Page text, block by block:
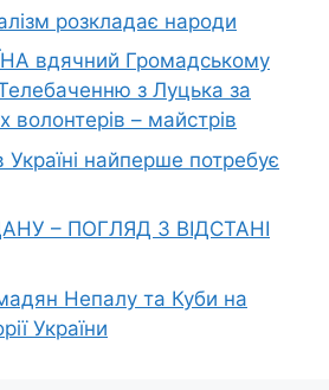
розкладає народи
вдячний Громадському
з Луцька за
– майстрів
найперше потребує
– ПОГЛЯД З ВІДСТАНІ
Непалу та Куби на
України